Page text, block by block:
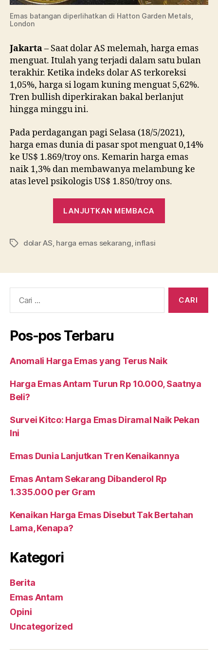
Emas batangan diperlihatkan di Hatton Garden Metals,
London
Jakarta– Saat dolar AS melemah, harga emas
menguat. Itulah yang terjadi dalam satu bulan
terakhir. Ketika indeks dolar AS terkoreksi
1,05%, harga si logam kuning menguat 5,62%.
Tren bullish diperkirakan bakal berlanjut
hingga minggu ini.
Pada perdagangan pagi Selasa (18/5/2021),
harga emas dunia di pasar spot menguat 0,14%
ke US$ 1.869/troy ons. Kemarin harga emas
naik 1,3% dan membawanya melambung ke
atas level psikologis US$ 1.850/troy ons.
LANJUTKAN MEMBACA
bisa-
lagi-
gaes/#more-
class=”more-
nih
Tag dolar AS, harga emas sekarang, inflasi
Pos-pos Terbaru
Anomali Harga Emas yang Terus Naik
Harga Emas Antam Turun Rp 10.000, Saatnya
Beli?
Survei Kitco: Harga Emas Diramal Naik Pekan
Ini
Emas Dunia Lanjutkan Tren Kenaikannya
Emas Antam Sekarang Dibanderol Rp
1.335.000 per Gram
Kenaikan Harga Emas Disebut Tak Bertahan
Lama, Kenapa?
Kategori
Berita
Emas Antam
Opini
Uncategorized